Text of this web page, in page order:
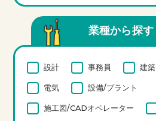
業種から探す
設計 事務員 建築
電気 設備/プラント
施工図/CADオペレーター